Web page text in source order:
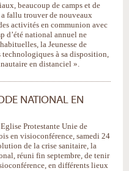
beaucoup de camps et de
a fallu trouver de nouveaux
activités en communion avec
d’été national annuel ne
la Jeunesse de
à sa disposition,
en distanciel ».
NATIONAL EN
Protestante Unie de
en visioconférence, samedi 24
de la crise sanitaire, la
réuni fin septembre, de tenir
en différents lieux